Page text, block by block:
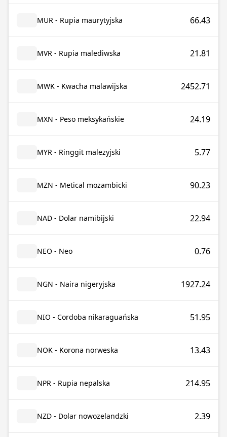
MUR - Rupia maurytyjska 66.43
MVR - Rupia malediwska 21.81
MWK - Kwacha malawijska 2452.71
MXN - Peso meksykańskie 24.19
MYR - Ringgit malezyjski 5.77
MZN - Metical mozambicki 90.23
NAD - Dolar namibijski 22.94
NEO - Neo 0.76
NGN - Naira nigeryjska 1927.24
NIO - Cordoba nikaraguańska 51.95
NOK - Korona norweska 13.43
NPR - Rupia nepalska 214.95
NZD - Dolar nowozelandzki 2.39